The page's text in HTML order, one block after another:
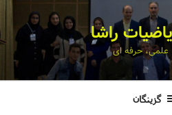
راشا
علمی، حرفه ای
گزینگان